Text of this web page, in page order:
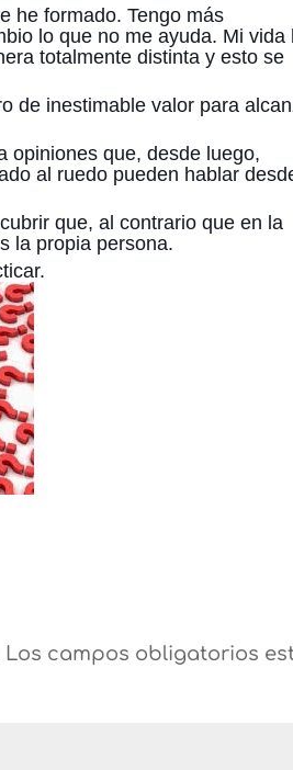
he formado. Tengo más
lo que no me ayuda. Mi vida
totalmente distinta y esto se
de inestimable valor para
opiniones que, desde luego,
al ruedo pueden hablar
que, al contrario que en la
la propia persona.
Los campos obligatorios